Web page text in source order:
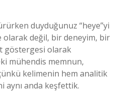
duyduğunuz “heye”yi
olarak değil, bir deneyim, bir
göstergesi olarak
mühendis memnun,
kelimenin hem analitik
aynı anda keşfettik.